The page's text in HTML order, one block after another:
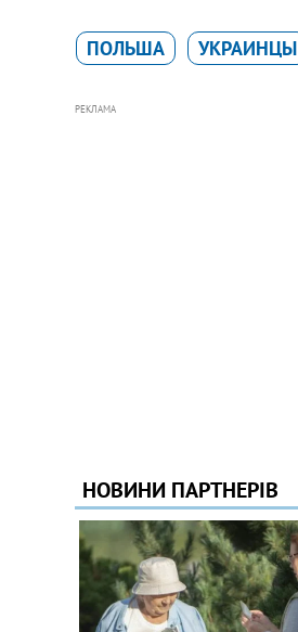
ПОЛЬША УКРАИНЦЫ
РЕКЛАМА